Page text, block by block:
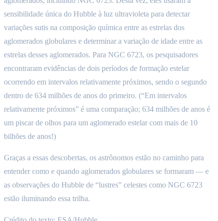
sensibilidade única do Hubble à luz ultravioleta para detectar
variações sutis na composição química entre as estrelas dos
aglomerados globulares e determinar a variação de idade entre as
estrelas desses aglomerados. Para NGC 6723, os pesquisadores
encontraram evidências de dois períodos de formação estelar
ocorrendo em intervalos relativamente próximos, sendo o segundo
dentro de 634 milhões de anos do primeiro. (“Em intervalos
relativamente próximos” é uma comparação; 634 milhões de anos é
um piscar de olhos para um aglomerado estelar com mais de 10
bilhões de anos!)
Graças a essas descobertas, os astrônomos estão no caminho para
entender como e quando aglomerados globulares se formaram — e
as observações do Hubble de “lustres” celestes como NGC 6723
estão iluminando essa trilha.